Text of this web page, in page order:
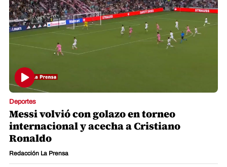
Deportes
Messi volvió con golazo en torneo
internacional y acecha a Cristiano
Ronaldo
Redacción La Prensa